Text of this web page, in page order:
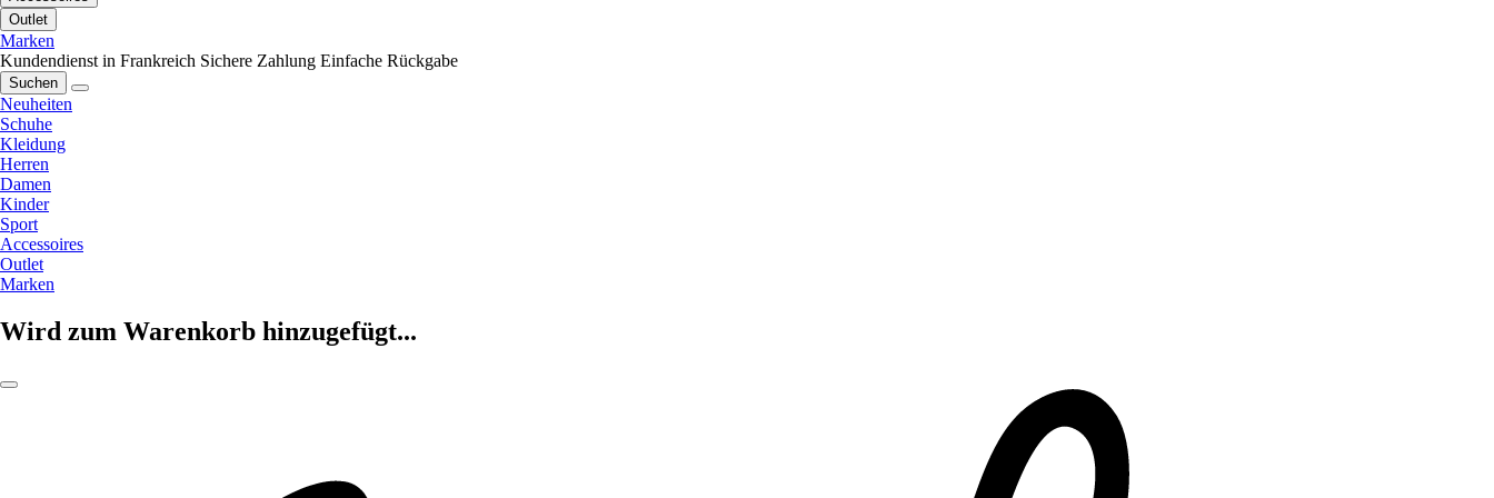
Outlet
Marken
Kundendienst in Frankreich Sichere Zahlung Einfache Rückgabe
Suchen
Neuheiten
Schuhe
Kleidung
Herren
Damen
Kinder
Sport
Accessoires
Outlet
Marken
Wird zum Warenkorb hinzugefügt...